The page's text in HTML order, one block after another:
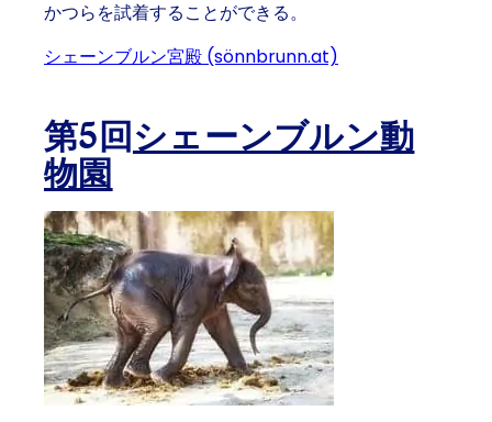
かつらを試着することができる。
シェーンブルン宮殿 (sönnbrunn.at)
第5回シェーンブルン動
物園